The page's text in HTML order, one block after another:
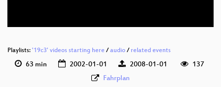
Playlists: '19c3' videos starting here / audio / related events
63 min 2002-01-01 2008-01-01
137
Fahrplan